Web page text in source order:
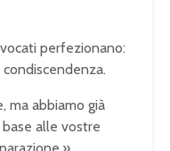
perfezionano:
ma abbiamo già
alle vostre